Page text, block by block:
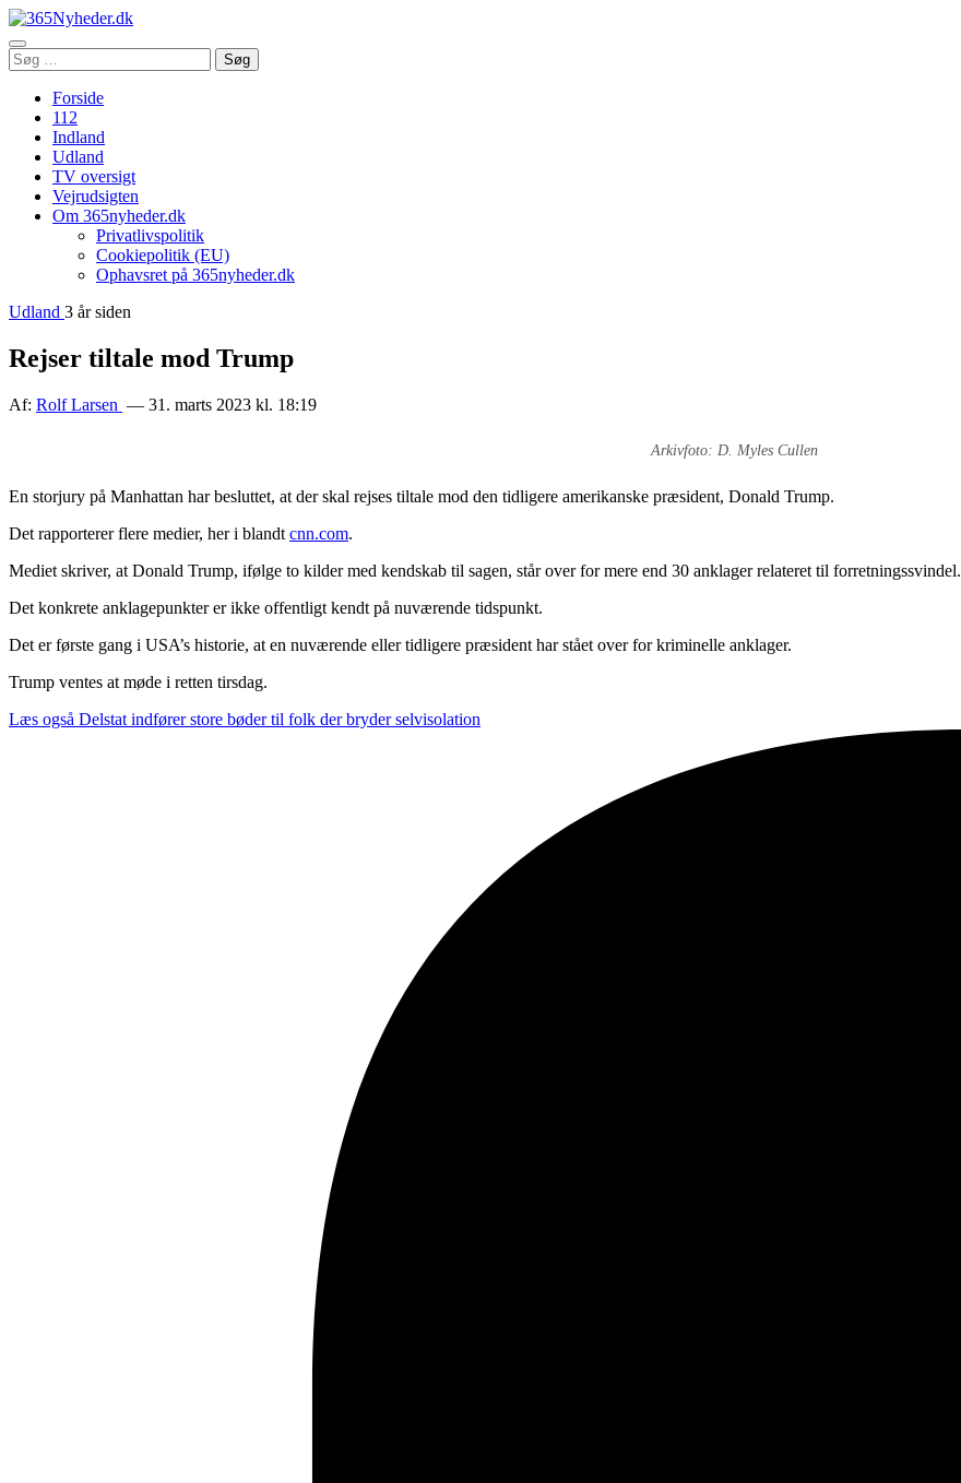
Åbn
menu
Søg
efter:
Søg
Forside
112
Indland
Udland
TV oversigt
Vejrudsigten
Om 365nyheder.dk
Privatlivspolitik
Cookiepolitik (EU)
Ophavsret på 365nyheder.dk
Udland 3 år siden
Rejser tiltale mod Trump
Af: Rolf Larsen — 31. marts 2023 kl. 18:19
Arkivfoto: D. Myles Cullen
En storjury på Manhattan har besluttet, at der skal rejses tiltale mod den tidligere amerikanske præsident, Donald Trump.
Det rapporterer flere medier, her i blandt cnn.com.
Mediet skriver, at Donald Trump, ifølge to kilder med kendskab til sagen, står over for mere end 30 anklager relateret til forretningssvindel.
Det konkrete anklagepunkter er ikke offentligt kendt på nuværende tidspunkt.
Det er første gang i USA’s historie, at en nuværende eller tidligere præsident har stået over for kriminelle anklager.
Trump ventes at møde i retten tirsdag.
Læs også Delstat indfører store bøder til folk der bryder selvisolation